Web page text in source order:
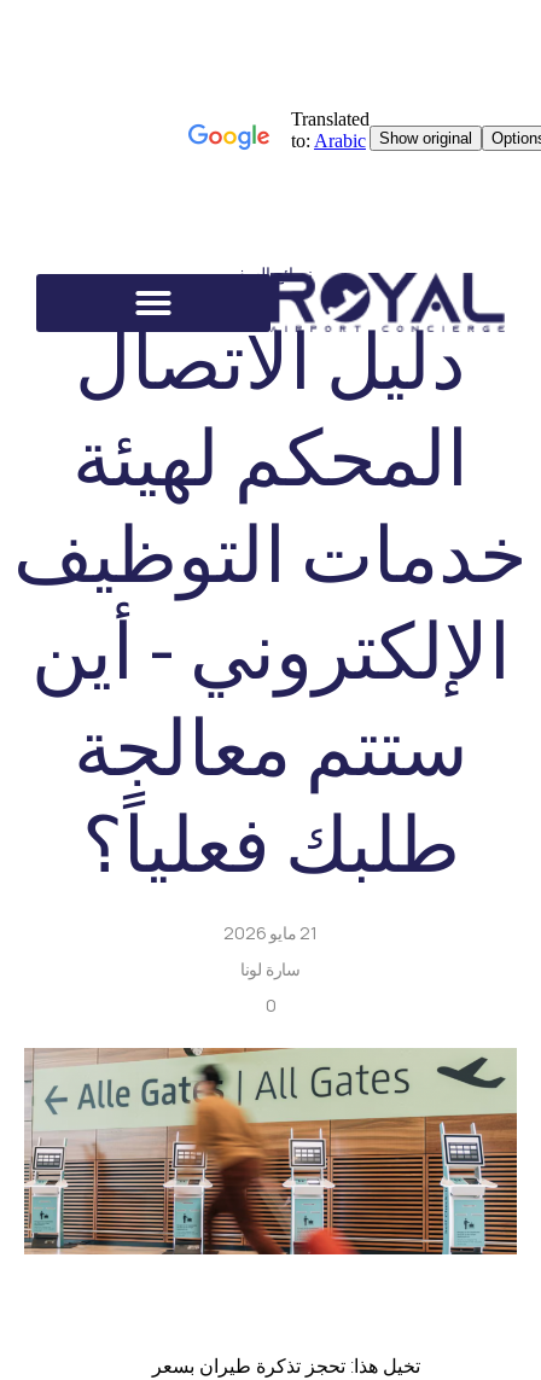
نصائح السفر
دليل الاتصال
المحكم لهيئة
خدمات التوظيف
الإلكتروني - أين
ستتم معالجة
طلبك فعلياً؟
21 مايو 2026
سارة لونا
0
تخيل هذا: تحجز تذكرة طيران بسعر